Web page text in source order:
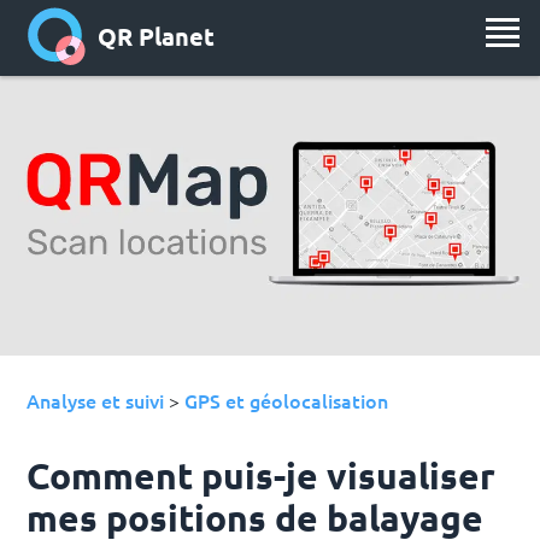
QR Planet
Analyse et suivi > GPS et géolocalisation
Comment puis-je visualiser
mes positions de balayage